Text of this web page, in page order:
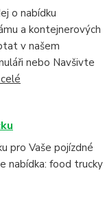
o nabídku
a kontejnerových
v našem
nebo Navšivte
pro Vaše pojízdné
nabídka: food trucky